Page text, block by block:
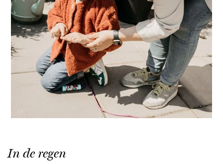
In de regen